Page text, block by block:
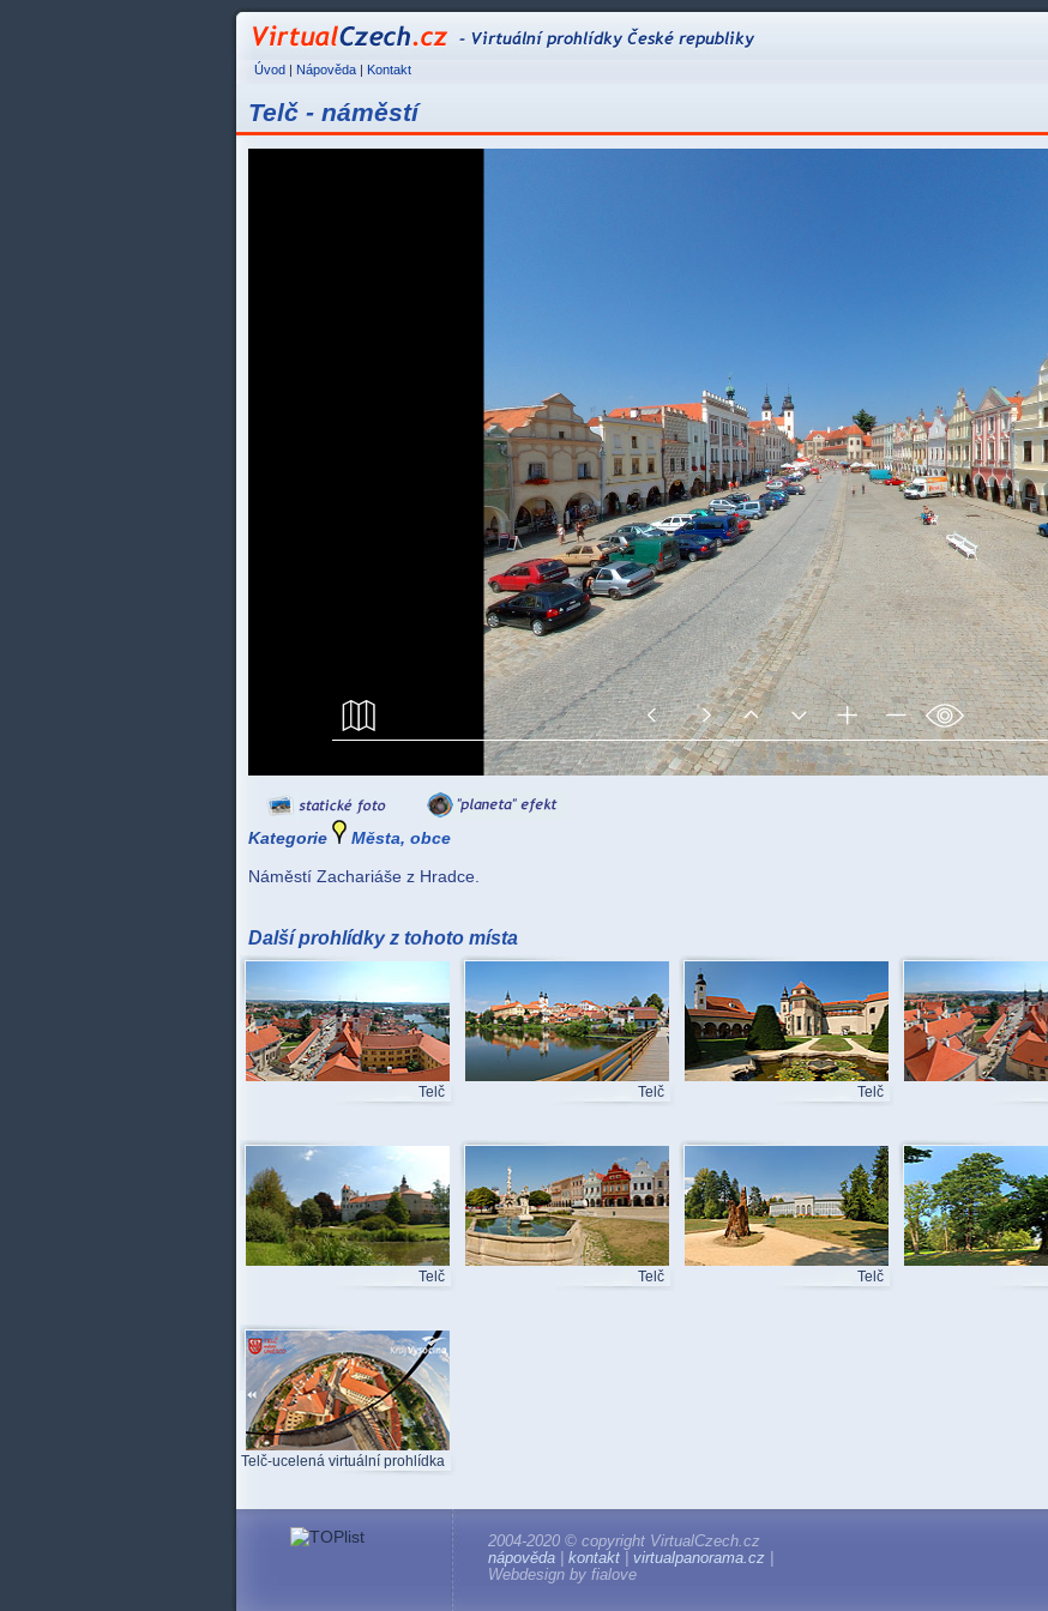
VirtualCzech.cz - Virtuální prohlídky České republiky
Úvod | Nápověda | Kontakt
Telč - náměstí
Kategorie
Města, obce
Náměstí Zachariáše z Hradce.
Další prohlídky z tohoto místa
Telč Telč Telč
Telč Telč Telč
Telč-ucelená virtuální prohlídka
2004-2020 © copyright VirtualCzech.cz
nápověda
kontakt virtualpanorama.cz
Webdesign by fialove